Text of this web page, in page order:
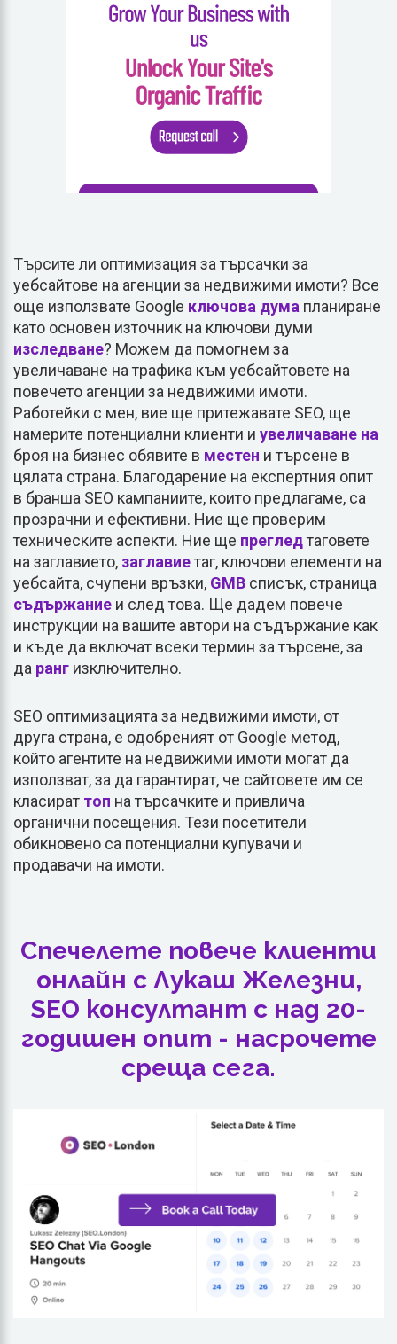
Търсите ли оптимизация за търсачки за
уебсайтове на агенции за недвижими имоти? Все
още използвате Google ключова дума планиране
като основен източник на ключови думи
изследване? Можем да помогнем за
увеличаване на трафика към уебсайтовете на
повечето агенции за недвижими имоти.
Работейки с мен, вие ще притежавате SEO, ще
намерите потенциални клиенти и увеличаване на
броя на бизнес обявите в местен и търсене в
цялата страна. Благодарение на експертния опит
в бранша SEO кампаниите, които предлагаме, са
прозрачни и ефективни. Ние ще проверим
техническите аспекти. Ние ще прегледтаговете
на заглавието, заглавиетаг, ключови елементи на
уебсайта, счупени връзки, GMB списък, страница
съдържание и след това. Ще дадем повече
инструкции на вашите автори на съдържание как
и къде да включат всеки термин за търсене, за
да ранг изключително.
SEO оптимизацията за недвижими имоти, от
друга страна, е одобреният от Google метод,
който агентите на недвижими имоти могат да
използват, за да гарантират, че сайтовете им се
класират топ на търсачките и привлича
органични посещения. Тези посетители
обикновено са потенциални купувачи и
продавачи на имоти.
Спечелете повече клиенти
онлайн с Лукаш Железни,
SEO консултант с над 20-
годишен опит - насрочете
среща сега.